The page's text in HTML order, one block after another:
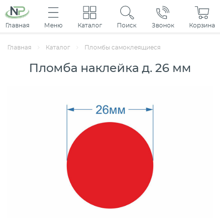
Главная Меню Каталог Поиск Звонок Корзина
Главная Каталог Пломбы самоклеящиеся
Пломба наклейка д. 26 мм